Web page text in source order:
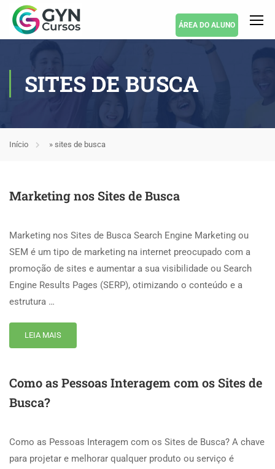
ÁREA DO ALUNO
SITES DE BUSCA
Início » sites de busca
Marketing nos Sites de Busca
Marketing nos Sites de Busca Search Engine Marketing ou
SEM é um tipo de marketing na internet preocupado com a
promoção de sites e aumentar a sua visibilidade ou Search
Engine Results Pages (SERP), otimizando o conteúdo e a
estrutura …
LEIA MAIS
Como as Pessoas Interagem com os Sites de
Busca?
Como as Pessoas Interagem com os Sites de Busca? A chave
para projetar e melhorar qualquer produto ou serviço é